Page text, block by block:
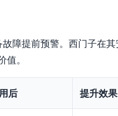
障提前预警。西门子在
。
后 提升效果